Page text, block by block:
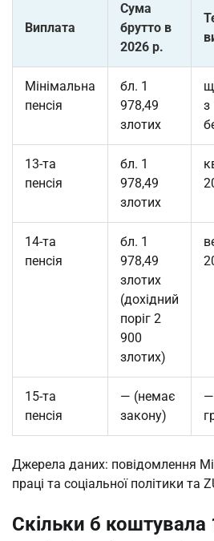
Виплата
Сума
брутто в
2026 р.
Мінімальна
пенсія
бл. 1
978,49
злотих
з
13-та
пенсія
бл. 1
978,49
злотих
14-та
пенсія
бл. 1
978,49
злотих
(дохідний
поріг 2
900
злотих)
15-та
пенсія
— (немає
закону)
Джерела даних: повідомлення
праці та соціальної політики та
Скільки б коштувала